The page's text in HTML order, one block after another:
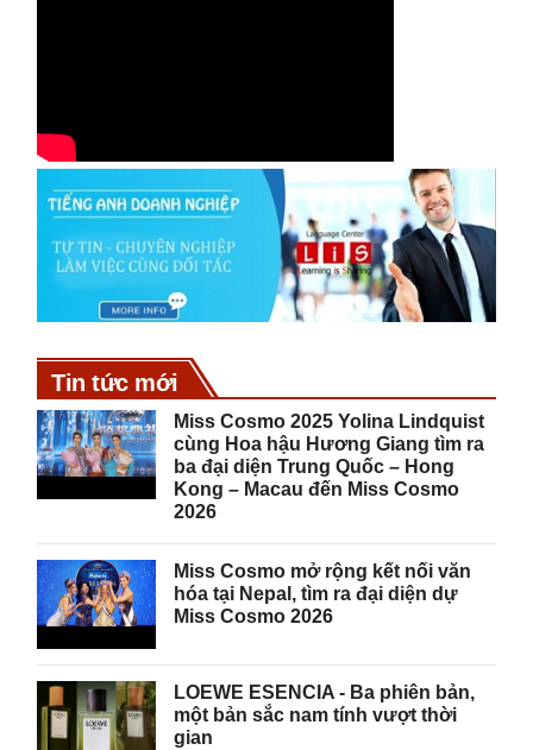
Tin tức mới
Miss Cosmo 2025 Yolina Lindquist
cùng Hoa hậu Hương Giang tìm ra
ba đại diện Trung Quốc – Hong
Kong – Macau đến Miss Cosmo
2026
Miss Cosmo mở rộng kết nối văn
hóa tại Nepal, tìm ra đại diện dự
Miss Cosmo 2026
LOEWE ESENCIA - Ba phiên bản,
một bản sắc nam tính vượt thời
gian